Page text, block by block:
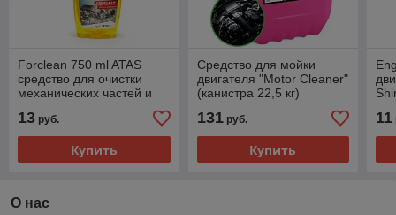
Forclean 750 ml ATAS
средство для очистки
механических частей и
13 руб.
Купить
Средство для мойки
двигателя "Motor Cleaner"
(канистра 22,5 кг)
131руб.
Купить
11
О нас